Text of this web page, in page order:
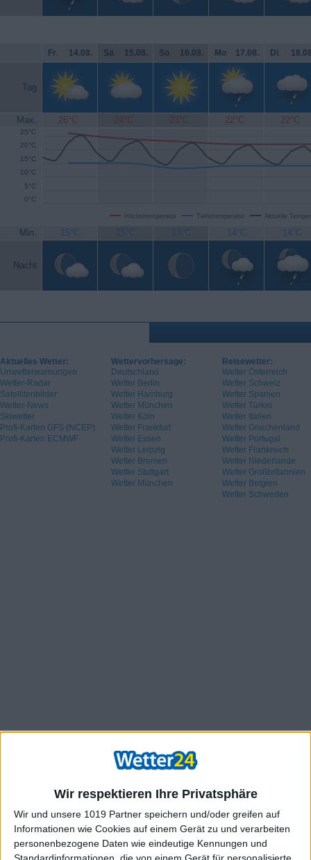
Wir respektieren Ihre Privatsphäre
Wir und unsere 1019 Partner speichern und/oder greifen auf
Informationen wie Cookies auf einem Gerät zu und verarbeiten
personenbezogene Daten wie eindeutige Kennungen und
Standardinformationen, die von einem Gerät für personalisierte
Fr. 14.08. Sa. 15.08. So. 16.08. Mo. 17.08. Di.
Tag
Max. 26°C 24°C 23°C 22°C 22°C
Höchsttemperatur Tiefsttemperatur Aktuelle
0°C
5°C
10°C
15°C
20°C
25°C
Min. 15°C 15°C 13°C 14°C 14°C
Nacht
Aktuelles Wetter:
Unwetterwarnungen
Wetter-Radar
Satellitenbilder
Wetter-News
Skiwetter
Profi-Karten GFS (NCEP)
Profi-Karten ECMWF
Wettervorhersage:
Deutschland
Wetter Berlin
Wetter Hamburg
Wetter München
Wetter Köln
Wetter Frankfurt
Wetter Essen
Wetter Leipzig
Wetter Bremen
Wetter Stuttgart
Wetter München
Reisewetter:
Wetter Österreich
Wetter Schweiz
Wetter Spanien
Wetter Türkei
Wetter Italien
Wetter Griechenland
Wetter Portugal
Wetter Frankreich
Wetter Niederlande
Wetter Großbritannien
Wetter Belgien
Wetter Schweden